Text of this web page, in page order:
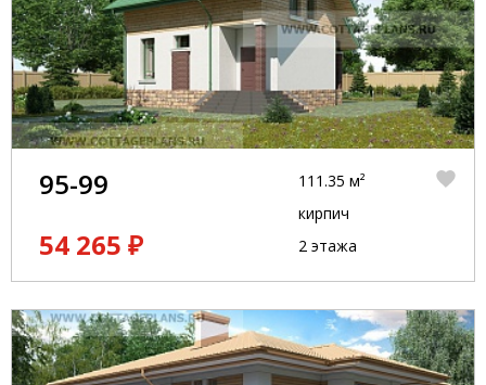
95-99
54 265 ₽
111.35 м²
кирпич
2 этажа